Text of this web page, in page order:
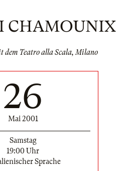
CHAMOUNIX
dem Teatro alla Scala, Milano
26
Mai 2001
Samstag
19:00 Uhr
Sprache